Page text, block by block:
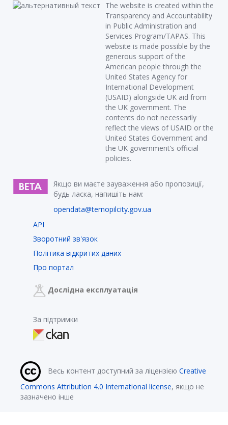
The website is created within the
Transparency and Accountability
in Public Administration and
Services Program/TAPAS. This
website is made possible by the
generous support of the
American people through the
United States Agency for
International Development
(USAID) alongside UK aid from
the UK government. The
contents do not necessarily
reflect the views of USAID or the
United States Government and
the UK government’s official
policies.
Якщо ви маєте зауваження або пропозиції,
будь ласка, напишіть нам:
opendata@ternopilcity.gov.ua
API
Зворотний зв'язок
Політика відкритих даних
Про портал
Дослідна експлуатація
За підтримки
Весь контент доступний за ліцензією Creative
Commons Attribution 4.0 International license, якщо не
зазначено інше